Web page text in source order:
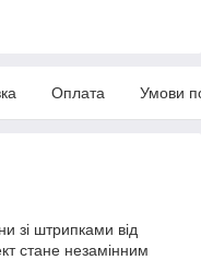
Оплата Умови
зі штрипками від
стане незамінним